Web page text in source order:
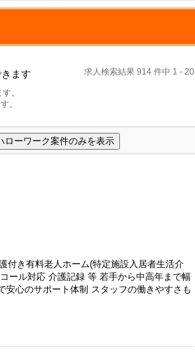
求人検索結果 914 件中 1 - 20
ます
。
。
付き有料老人ホーム(特定施設入居者生活介
ール対応 介護記録 等 若手から中高年まで幅
心のサポート体制 スタッフの働きやすさも